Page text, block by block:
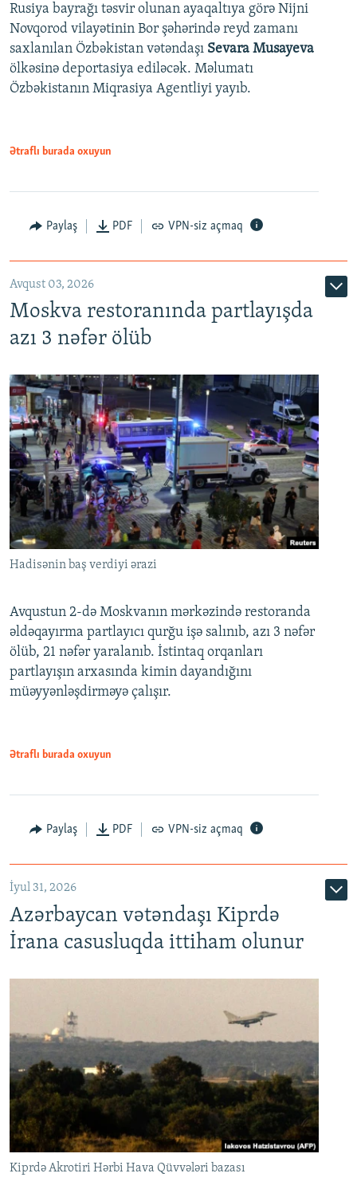
Rusiya bayrağı təsvir olunan ayaqaltıya görə Nijni
Novqorod vilayətinin Bor şəhərində reyd zamanı
saxlanılan Özbəkistan vətəndaşı Sevara Musayeva
ölkəsinə deportasiya ediləcək. Məlumatı
Özbəkistanın Miqrasiya Agentliyi yayıb.
Ətraflı burada oxuyun
Paylaş PDF VPN-siz açmaq
Avqust 03, 2026
Moskva restoranında partlayışda
azı 3 nəfər ölüb
Hadisənin baş verdiyi ərazi
Avqustun 2-də Moskvanın mərkəzində restoranda
əldəqayırma partlayıcı qurğu işə salınıb, azı 3 nəfər
ölüb, 21 nəfər yaralanıb. İstintaq orqanları
partlayışın arxasında kimin dayandığını
müəyyənləşdirməyə çalışır.
Ətraflı burada oxuyun
Paylaş PDF VPN-siz açmaq
İyul 31, 2026
Azərbaycan vətəndaşı Kiprdə
İrana casusluqda ittiham olunur
Kiprdə Akrotiri Hərbi Hava Qüvvələri bazası